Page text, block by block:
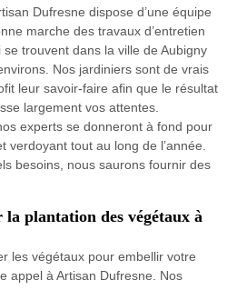
Dufresne dispose d’une équipe
marche des travaux d’entretien
trouvent dans la ville de Aubigny
Nos jardiniers sont de vrais
leur savoir-faire afin que le résultat
largement vos attentes.
experts se donneront à fond pour
verdoyant tout au long de l’année.
besoins, nous saurons fournir des
plantation des végétaux à
les végétaux pour embellir votre
appel à Artisan Dufresne. Nos